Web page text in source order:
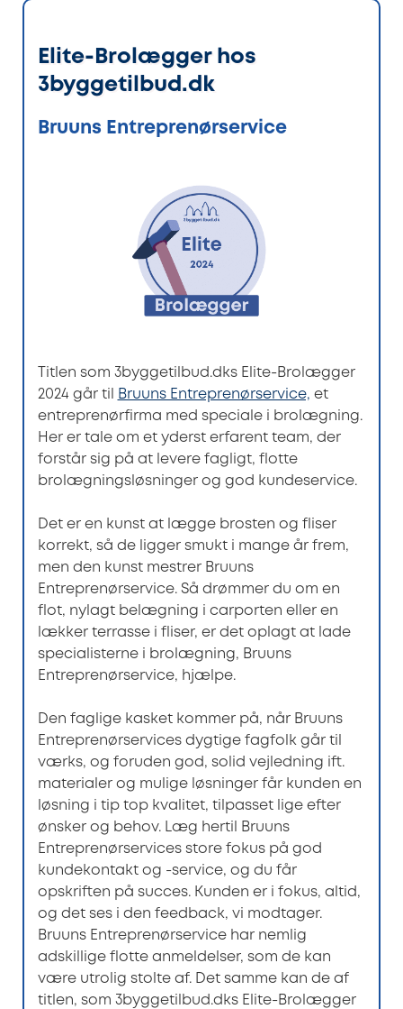
Elite-Brolægger hos
3byggetilbud.dk
Bruuns Entreprenørservice
Titlen som 3byggetilbud.dks Elite-Brolægger
2024 går til
Bruuns Entreprenørservice, et
entreprenørfirma med speciale i brolægning.
Her er tale om et yderst erfarent team, der
forstår sig på at levere fagligt, flotte
brolægningsløsninger og god kundeservice.
Det er en kunst at lægge brosten og fliser
korrekt, så de ligger smukt i mange år frem,
men den kunst mestrer Bruuns
Entreprenørservice. Så drømmer du om en
flot, nylagt belægning i carporten eller en
lækker terrasse i fliser, er det oplagt at lade
specialisterne i brolægning, Bruuns
Entreprenørservice, hjælpe.
Den faglige kasket kommer på, når Bruuns
Entreprenørservices dygtige fagfolk går til
værks, og foruden god, solid vejledning ift.
materialer og mulige løsninger får kunden en
løsning i tip top kvalitet, tilpasset lige efter
ønsker og behov. Læg hertil Bruuns
Entreprenørservices store fokus på god
kundekontakt og -service, og du får
opskriften på succes. Kunden er i fokus, altid,
og det ses i den feedback, vi modtager.
Bruuns Entreprenørservice har nemlig
adskillige flotte anmeldelser, som de kan
være utrolig stolte af. Det samme kan de af
titlen, som 3byggetilbud.dks Elite-Brolægger